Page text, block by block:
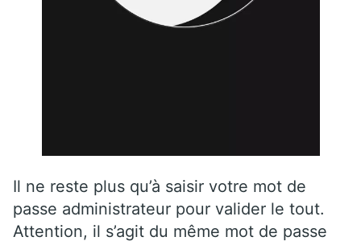
Il ne reste plus qu’à saisir votre mot de
passe administrateur pour valider le tout.
Attention, il s’agit du même mot de passe